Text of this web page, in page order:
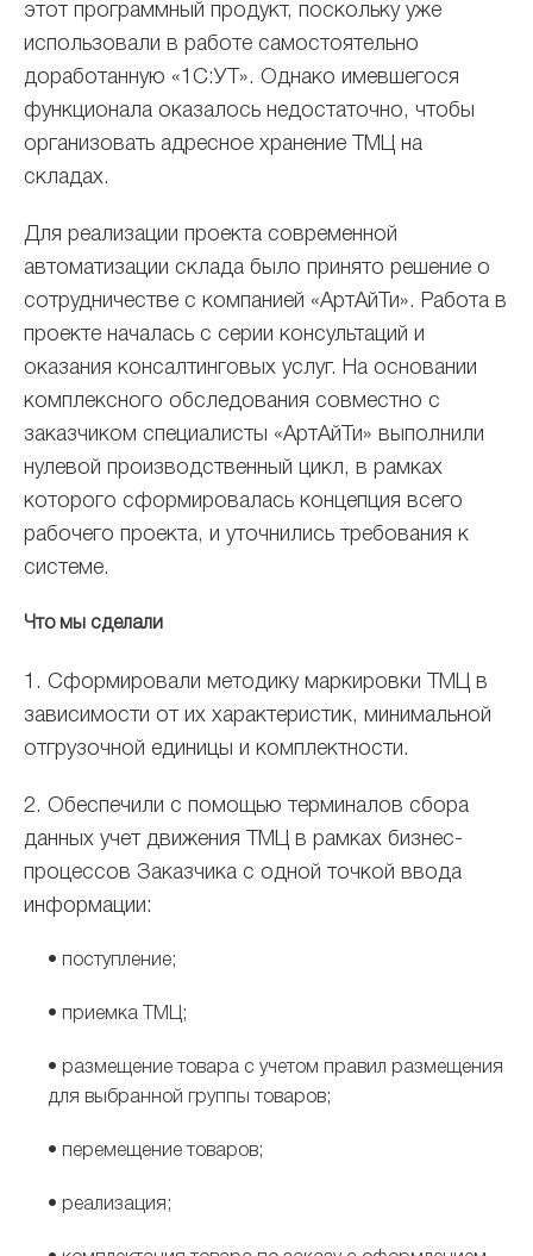
этот программный продукт, поскольку уже
использовали в работе самостоятельно
доработанную «1С:УТ». Однако имевшегося
функционала оказалось недостаточно, чтобы
организовать адресное хранение ТМЦ на
складах.
Для реализации проекта современной
автоматизации склада было принято решение о
сотрудничестве с компанией «АртАйТи». Работа в
проекте началась с серии консультаций и
оказания консалтинговых услуг. На основании
комплексного обследования совместно с
заказчиком специалисты «АртАйТи» выполнили
нулевой производственный цикл, в рамках
которого сформировалась концепция всего
рабочего проекта, и уточнились требования к
системе.
Что мы сделали
1. Сформировали методику маркировки ТМЦ в
зависимости от их характеристик, минимальной
отгрузочной единицы и комплектности.
2. Обеспечили с помощью терминалов сбора
данных учет движения ТМЦ в рамках бизнес-
процессов Заказчика с одной точкой ввода
информации:
• поступление;
• приемка ТМЦ;
• размещение товара с учетом правил размещения
для выбранной группы товаров;
• перемещение товаров;
• реализация;